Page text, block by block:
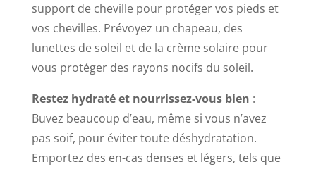
support de cheville pour protéger vos pieds et
vos chevilles. Prévoyez un chapeau, des
lunettes de soleil et de la crème solaire pour
vous protéger des rayons nocifs du soleil.
Restez hydraté et nourrissez-vous bien :
Buvez beaucoup d’eau, même si vous n’avez
pas soif, pour éviter toute déshydratation.
Emportez des en-cas denses et légers, tels que